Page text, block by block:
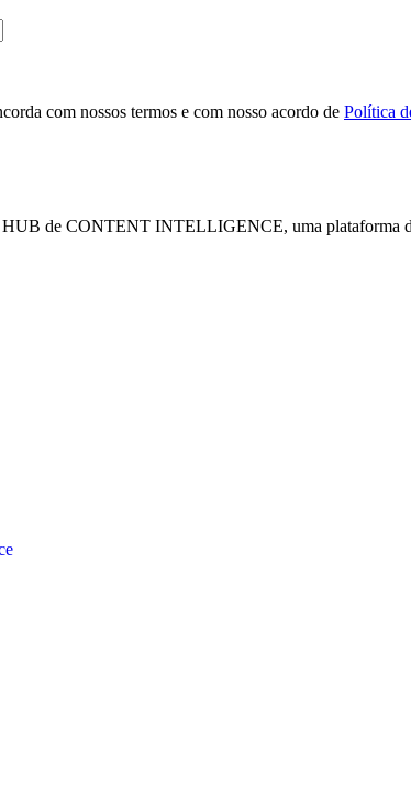
com nossos termos e com nosso acordo de Política
de CONTENT INTELLIGENCE, uma